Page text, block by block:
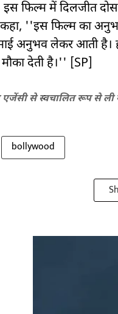
फिल्म में दिलजीत
कहा, ''इस फिल्म का
अनुभव लेकर आती है।
देती है।'' [SP]
एजेंसी से स्वचालित रूप से ली
bollywood